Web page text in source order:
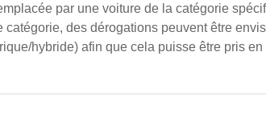
par une voiture de la catégorie
des dérogations peuvent être
hybride) afin que cela puisse être pris